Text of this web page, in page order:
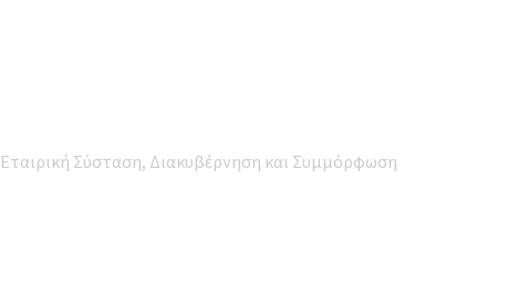
Εταιρική Σύσταση, Διακυβέρνηση και Συμμόρφωση